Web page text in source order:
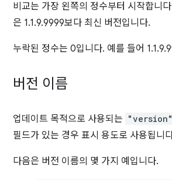
비교는 가장 왼쪽의 정수부터 시작합니
은 1.1.9.9999보다 최신 버전입니다.
누락된 정수는 0입니다. 예를 들어
버전 이름
업데이트 목적으로 사용되는 "version"
필드가 있는 경우 표시 용도로 사용됩니
다음은 버전 이름의 몇 가지 예입니다.